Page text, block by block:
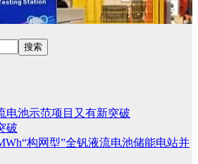
搜索
电池示范项目又有新突破
破
构网型”全钒液流电池储能电站并